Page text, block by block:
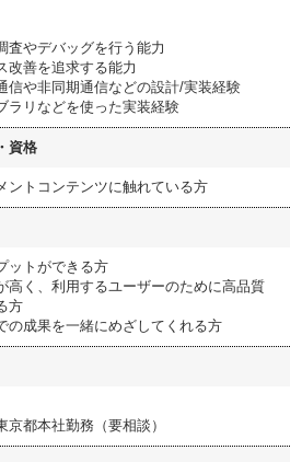
査やデバッグを行う能力
改善を追求する能力
信や非同期通信などの設計/実装経験
ラリなどを使った実装経験
資格
ントコンテンツに触れている方
ットができる方
高く、利用するユーザーのために高品質
方
の成果を一緒にめざしてくれる方
都本社勤務（要相談）